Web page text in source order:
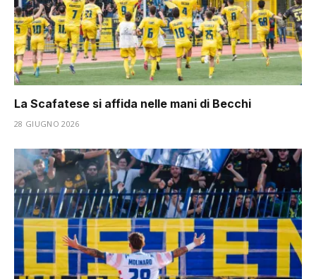
La Scafatese si affida nelle mani di Becchi
28 GIUGNO 2026